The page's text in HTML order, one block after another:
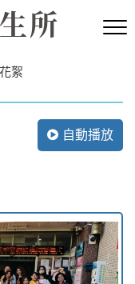
所
絮
自動播放